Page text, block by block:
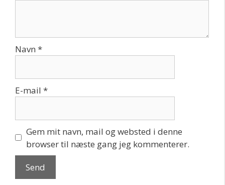
Navn *
E-mail *
Gem mit navn, mail og websted i denne
browser til næste gang jeg kommenterer.